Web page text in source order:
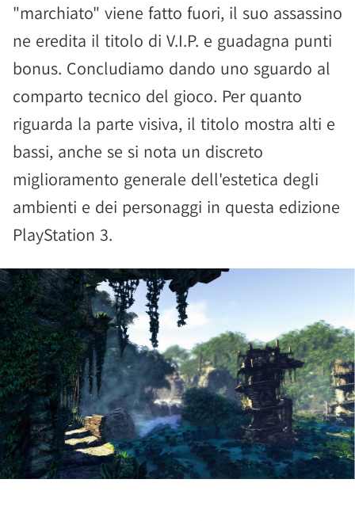
"marchiato" viene fatto fuori, il suo assassino
ne eredita il titolo di V.I.P. e guadagna punti
bonus. Concludiamo dando uno sguardo al
comparto tecnico del gioco. Per quanto
riguarda la parte visiva, il titolo mostra alti e
bassi, anche se si nota un discreto
miglioramento generale dell'estetica degli
ambienti e dei personaggi in questa edizione
PlayStation 3.